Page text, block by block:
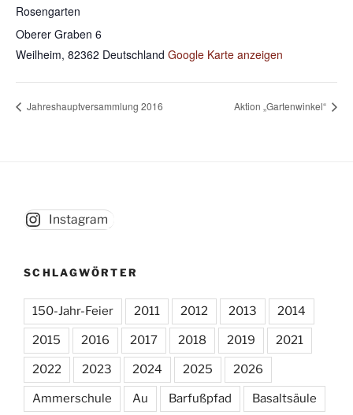
Rosengarten
Oberer Graben 6
Weilheim, 82362 Deutschland Google Karte anzeigen
Jahreshauptversammlung 2016 Aktion „Gartenwinkel“
Instagram
SCHLAGWÖRTER
150-Jahr-Feier 2011 2012 2013 2014
2015 2016 2017 2018 2019 2021
2022 2023 2024 2025 2026
Ammerschule Au Barfußpfad Basaltsäule